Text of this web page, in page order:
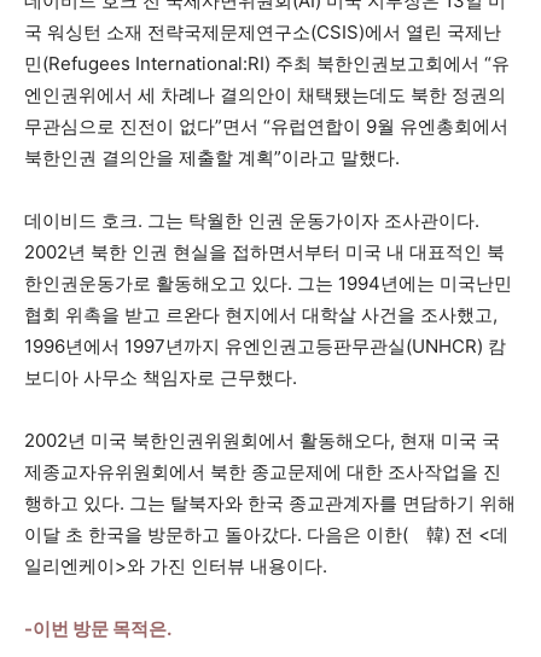
국 워싱턴 소재 전략국제문제연구소(CSIS)에서 열린 국제난
민(Refugees International:RI) 주최 북한인권보고회에서 “유
엔인권위에서 세 차례나 결의안이 채택됐는데도 북한 정권의
무관심으로 진전이 없다”면서 “유럽연합이 9월 유엔총회에서
북한인권 결의안을 제출할 계획”이라고 말했다.
데이비드 호크. 그는 탁월한 인권 운동가이자 조사관이다.
2002년 북한 인권 현실을 접하면서부터 미국 내 대표적인 북
한인권운동가로 활동해오고 있다. 그는 1994년에는 미국난민
협회 위촉을 받고 르완다 현지에서 대학살 사건을 조사했고,
1996년에서 1997년까지 유엔인권고등판무관실(UNHCR) 캄
보디아 사무소 책임자로 근무했다.
2002년 미국 북한인권위원회에서 활동해오다, 현재 미국 국
제종교자유위원회에서 북한 종교문제에 대한 조사작업을 진
행하고 있다. 그는 탈북자와 한국 종교관계자를 면담하기 위해
이달 초 한국을 방문하고 돌아갔다. 다음은 이한(離韓) 전 <데
일리엔케이>와 가진 인터뷰 내용이다.
-이번 방문 목적은.